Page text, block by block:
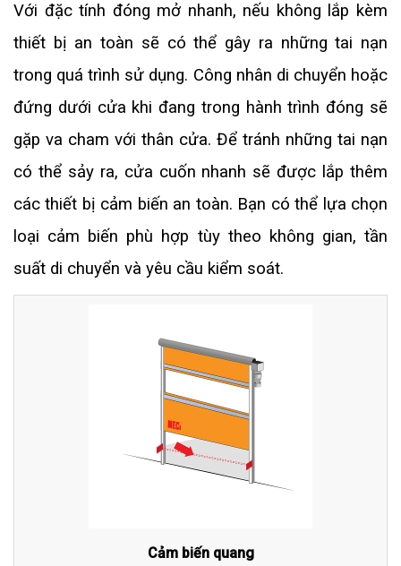
Với đặc tính đóng mở nhanh, nếu không lắp kèm
thiết bị an toàn sẽ có thể gây ra những tai nạn
trong quá trình sử dụng. Công nhân di chuyển hoặc
đứng dưới cửa khi đang trong hành trình đóng sẽ
gặp va cham với thân cửa. Để tránh những tai nạn
có thể sảy ra, cửa cuốn nhanh sẽ được lắp thêm
các thiết bị cảm biến an toàn. Bạn có thể lựa chọn
loại cảm biến phù hợp tùy theo không gian, tần
suất di chuyển và yêu cầu kiểm soát.
Cảm biến quang